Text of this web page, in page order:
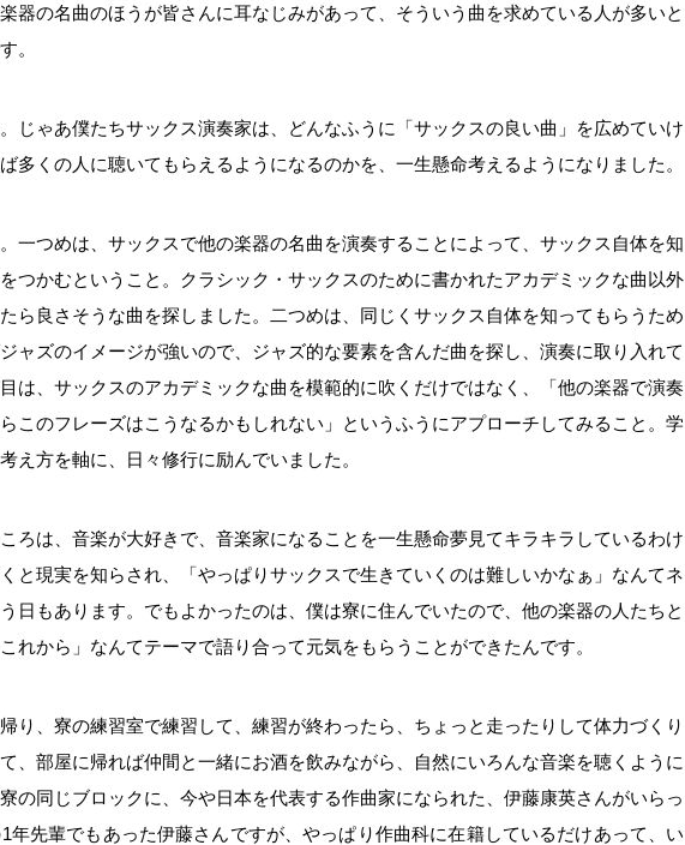
器の名曲のほうが皆さんに耳なじみがあって、そういう曲を求めている人が多いと
。
じゃあ僕たちサックス演奏家は、どんなふうに「サックスの良い曲」を広めていけ
多くの人に聴いてもらえるようになるのかを、一生懸命考えるようになりました。
一つめは、サックスで他の楽器の名曲を演奏することによって、サックス自体を知
つかむということ。クラシック・サックスのために書かれたアカデミックな曲以外
ら良さそうな曲を探しました。二つめは、同じくサックス自体を知ってもらうため
ャズのイメージが強いので、ジャズ的な要素を含んだ曲を探し、演奏に取り入れて
は、サックスのアカデミックな曲を模範的に吹くだけではなく、「他の楽器で演奏
このフレーズはこうなるかもしれない」というふうにアプローチしてみること。学
え方を軸に、日々修行に励んでいました。
ろは、音楽が大好きで、音楽家になることを一生懸命夢見てキラキラしているわけ
と現実を知らされ、「やっぱりサックスで生きていくのは難しいかなぁ」なんてネ
日もあります。でもよかったのは、僕は寮に住んでいたので、他の楽器の人たちと
れから」なんてテーマで語り合って元気をもらうことができたんです。
り、寮の練習室で練習して、練習が終わったら、ちょっと走ったりして体力づくり
、部屋に帰れば仲間と一緒にお酒を飲みながら、自然にいろんな音楽を聴くように
の同じブロックに、今や日本を代表する作曲家になられた、伊藤康英さんがいらっ
年先輩でもあった伊藤さんですが、やっぱり作曲科に在籍しているだけあって、い